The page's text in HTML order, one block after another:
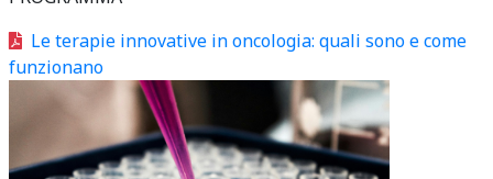
Le terapie innovative in oncologia: quali sono e come
funzionano